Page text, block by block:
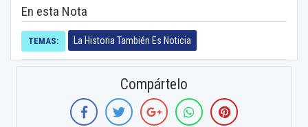
En esta Nota
TEMAS: La Historia También Es Noticia
Compártelo